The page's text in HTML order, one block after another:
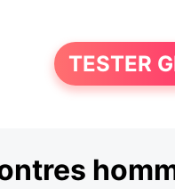
TESTER